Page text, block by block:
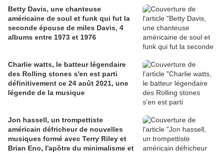
Betty Davis, une chanteuse
américaine de soul et funk qui fut la
seconde épouse de miles Davis, 4
albums entre 1973 et 1976
Charlie watts, le batteur légendaire
des Rolling stones s'en est parti
définitivement ce 24 août 2021, une
légende de la musique
Jon hassell, un trompettiste
américain défricheur de nouvelles
musiques formé avec Terry Riley et
Brian Eno, l'apôtre du minimalisme et